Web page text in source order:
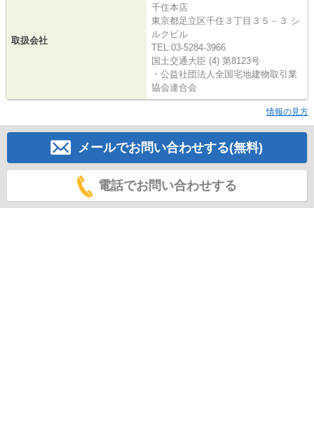
取扱会社
千住本店
東京都足立区千住３丁目３５－３ シ
ルクビル
TEL:03-5284-3966
国土交通大臣 (4) 第8123号
・公益社団法人全国宅地建物取引業
協会連合会
情報の見方
メールでお問い合わせする(無料)
電話でお問い合わせする